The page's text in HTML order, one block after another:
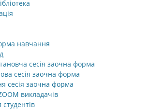
навчання
сесія заочна форма
сесія заочна форма
сесія заочна форма
викладачів